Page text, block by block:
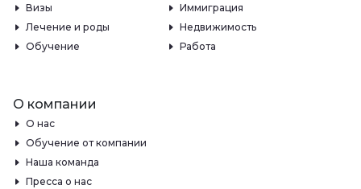
Визы
Иммиграция
Лечение и роды
Недвижимость
Обучение
Работа
О компании
О нас
Обучение от компании
Наша команда
Пресса о нас